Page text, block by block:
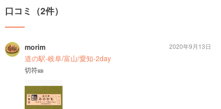
口コミ（2件）
morim
道の駅-岐阜/富山/愛知-2day
切符🎫
2020年9月13日